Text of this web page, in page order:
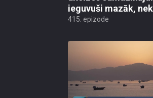
ieguvuši mazāk,
415. epizode